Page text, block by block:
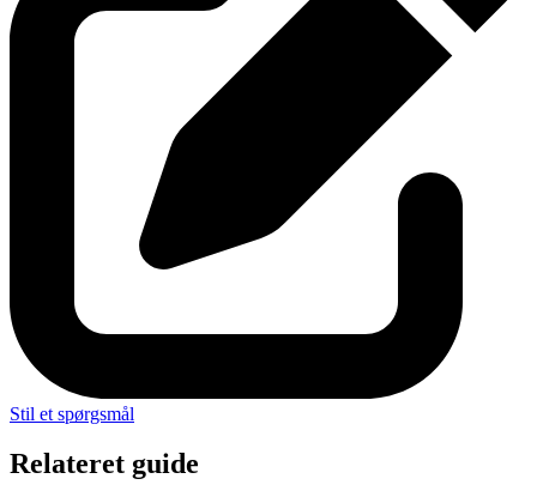
Stil et spørgsmål
Relateret guide